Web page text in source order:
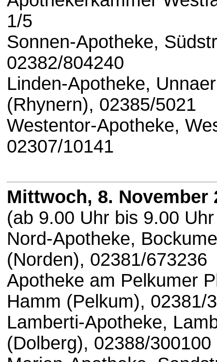
1/5
Sonnen-Apotheke,
02382/804240
Linden-Apotheke,
(Rhynern), 02385/5021
Westentor-Apotheke,
02307/10141
Mittwoch, 8. November
(ab 9.00 Uhr bis 9.00
Nord-Apotheke,
(Norden), 02381/673236
Apotheke am Pelkumer
Hamm (Pelkum), 02381/
Lamberti-Apotheke,
(Dolberg), 02388/300100